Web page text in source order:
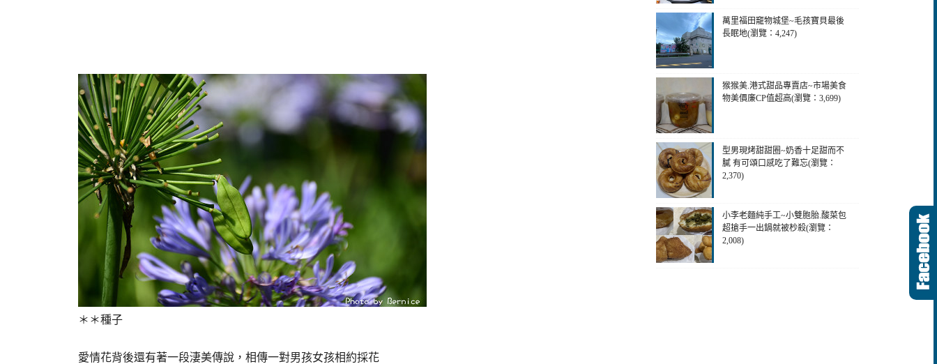
＊＊種子
愛情花背後還有著一段淒美傳說，相傳一對男孩女孩相約採花
萬里福田竉物城堡~毛孩寶貝最後
長眠地(瀏覽：4,247)
猴猴美.港式甜品專賣店~市場美食
物美價廉CP值超高(瀏覽：3,699)
型男現烤甜甜圈~奶香十足甜而不
膩 有可頌口感吃了難忘(瀏覽：
2,370)
小李老麵純手工~小雙胞胎.酸菜包
超搶手一出鍋就被杪殺(瀏覽：
2,008)